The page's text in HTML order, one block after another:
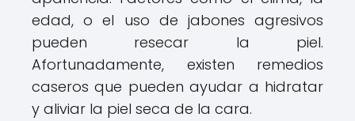
edad, o el uso de jabones agresivos
pueden resecar la piel.
Afortunadamente, existen remedios
caseros que pueden ayudar a hidratar
y aliviar la piel seca de la cara.